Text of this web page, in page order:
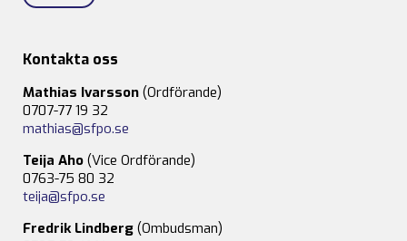
Kontakta oss
Mathias Ivarsson (Ordförande)
0707-77 19 32
mathias@sfpo.se
Teija Aho (Vice Ordförande)
0763-75 80 32
teija@sfpo.se
Fredrik Lindberg (Ombudsman)